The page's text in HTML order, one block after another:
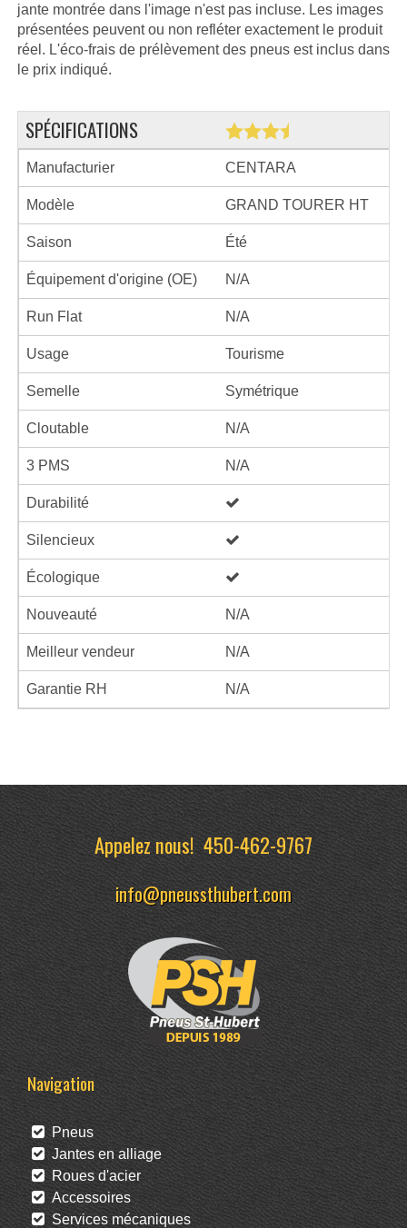
jante montrée dans l'image n'est pas incluse. Les images
présentées peuvent ou non refléter exactement le produit
réel. L'éco-frais de prélèvement des pneus est inclus dans
le prix indiqué.
SPÉCIFICATIONS
Manufacturier CENTARA
Modèle GRAND TOURER HT
Saison Été
Équipement d'origine (OE) N/A
Run Flat N/A
Usage Tourisme
Semelle Symétrique
Cloutable N/A
3 PMS N/A
Durabilité
Silencieux
Écologique
Nouveauté N/A
Meilleur vendeur N/A
Garantie RH N/A
Appelez nous!450-462-9767
info@pneussthubert.com
Navigation
Pneus
Jantes en alliage
Roues d'acier
Accessoires
Services mécaniques